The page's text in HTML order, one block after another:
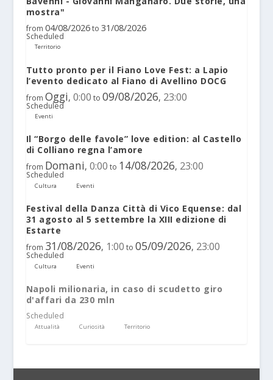
mostra"
from 04/08/2026 to 31/08/2026
Scheduled
Territorio
Tutto pronto per il Fiano Love Fest: a Lapio
l’evento dedicato al Fiano di Avellino DOCG
from Oggi, 0:00 to 09/08/2026, 23:00
Scheduled
Eventi
Il “Borgo delle favole” love edition: al Castello
di Colliano regna l’amore
from Domani, 0:00 to 14/08/2026, 23:00
Scheduled
Cultura Eventi
Festival della Danza Città di Vico Equense: dal
31 agosto al 5 settembre la XIII edizione di
Estarte
from 31/08/2026, 1:00 to 05/09/2026, 23:00
Scheduled
Cultura Eventi
Napoli milionaria, in caso di scudetto giro
d'affari da 230 mln
Scheduled
Attualità Curiosità Territorio